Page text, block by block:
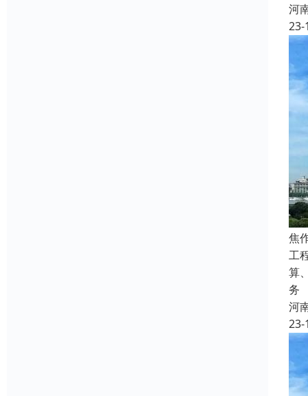
河
23-
焦
工
算
务
河
23-